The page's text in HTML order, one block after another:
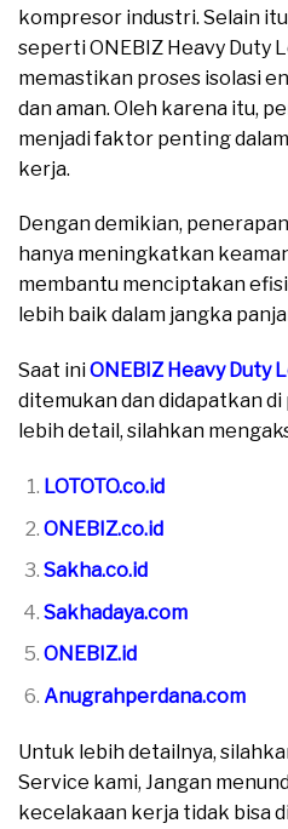
kompresor industri. Selain
seperti ONEBIZ Heavy Duty
memastikan proses isolasi
dan aman. Oleh karena itu,
menjadi faktor penting
kerja.
Dengan demikian,
hanya meningkatkan
membantu menciptakan
lebih baik dalam jangka
Saat iniONEBIZ Heavy Duty
ditemukan dan didapatkan
lebih detail, silahkan
LOTOTO.co.id
ONEBIZ.co.id
Sakha.co.id
Sakhadaya.com
ONEBIZ.id
Anugrahperdana.com
Untuk lebih detailnya,
Service kami, Jangan
kecelakaan kerja tidak bisa